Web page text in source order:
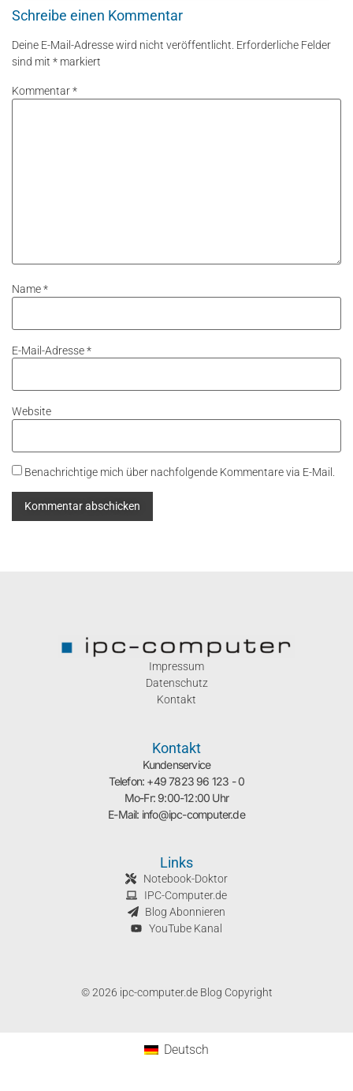
Schreibe einen Kommentar
Deine E-Mail-Adresse wird nicht veröffentlicht. Erforderliche Felder
sind mit * markiert
Kommentar*
Name*
E-Mail-Adresse*
Website
Benachrichtige mich über nachfolgende Kommentare via E-Mail.
Impressum
Datenschutz
Kontakt
Kontakt
Kundenservice
Telefon: +49 7823 96 123 - 0
Mo-Fr: 9:00-12:00 Uhr
E-Mail: info@ipc-computer.de
Links
Notebook-Doktor
IPC-Computer.de
Blog Abonnieren
YouTube Kanal
© 2026 ipc-computer.de Blog Copyright
Deutsch